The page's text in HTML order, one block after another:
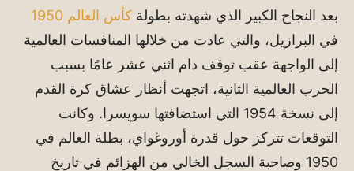
بعد النجاح الكبير الذي شهدته بطولة كأس العالم 1950
في البرازيل، والتي عادت من خلالها المنافسات العالمية
إلى الواجهة عقب توقف دام اثني عشر عامًا بسبب
الحرب العالمية الثانية، اتجهت أنظار عشاق كرة القدم
إلى نسخة 1954 التي استضافتها سويسرا. وكانت
التوقعات تتركز حول قدرة أوروغواي، بطلة العالم في
1950 وصاحبة السجل الخالي من الهزائم في تاريخ